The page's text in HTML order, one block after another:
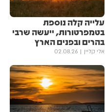
עלייה קלה נוספת
בטמפרטורות, ייעשה שרבי
בהרים ובפנים הארץ
אלי קליין 02.08.26